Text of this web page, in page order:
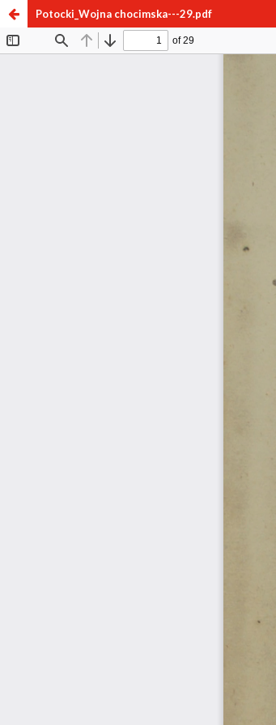
Potocki_Wojna chocimska---29.pdf